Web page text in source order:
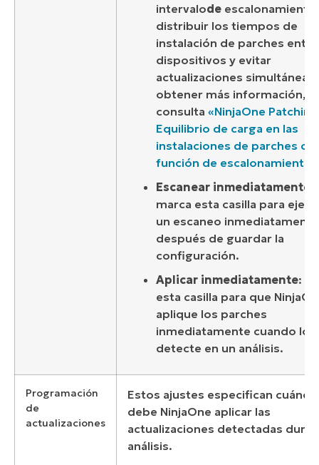
intervalode escalonamiento
distribuir los tiempos de
instalación de parches
dispositivos y evitar
actualizaciones simultáneas.
obtener más información,
consulta «NinjaOne
Equilibrio de carga en las
instalaciones de parches
función de escalonamiento
Escanear inmediatamente
marca esta casilla para
un escaneo inmediatamente
después de guardar la
configuración.
Aplicar inmediatamente:
esta casilla para que
aplique los parches
inmediatamente cuando los
detecte en un análisis.
Programación
de
actualizaciones
Estos ajustes especifican cuándo
debe NinjaOne aplicar las
actualizaciones detectadas
análisis.